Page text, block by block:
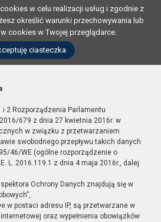
w celu realizacji usług i zgodnie z
określić warunki przechowywania lub
cookies w Twojej przeglądarce.
ciasteczka
i 2 Rozporządzenia Parlamentu
679 z dnia 27 kwietnia 2016r. w
w związku z przetwarzaniem
swobodnego przepływu takich danych
46/WE (ogólne rozporządzenie o
L. 2016.119.1 z dnia 4 maja 2016r., dalej
Ochrony Danych znajdują się w
w postaci adresu IP, są przetwarzane w
oraz wypełnienia obowiązków